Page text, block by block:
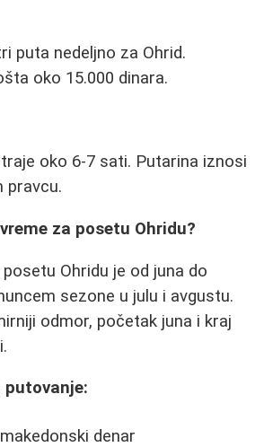
puta nedeljno za Ohrid.
oko 15.000 dinara.
oko 6-7 sati. Putarina iznosi
pravcu.
za posetu Ohridu?
Ohridu je od juna do
sezone u julu i avgustu.
odmor, početak juna i kraj
putovanje:
denar